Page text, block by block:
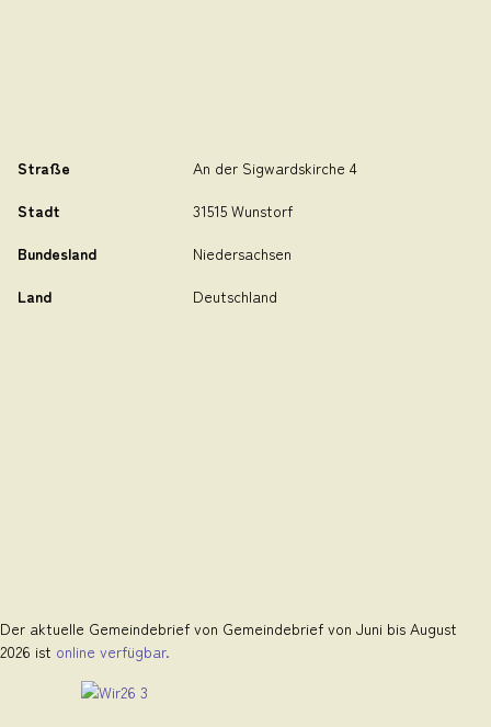
Straße
An der Sigwardskirche 4
Stadt
31515 Wunstorf
Bundesland
Niedersachsen
Land
Deutschland
Der aktuelle Gemeindebrief von Gemeindebrief von Juni bis August
2026 ist online verfügbar.